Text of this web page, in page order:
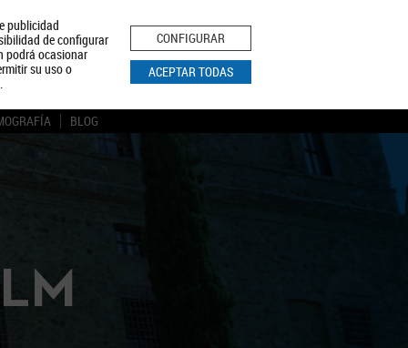
publicidad
de configurar
podrá ocasionar
su uso o
.
CONFIGURAR
ACEPTAR TODAS
de Privacidad Aviso Legal Política de Cookies
BUSCAR
BLOG